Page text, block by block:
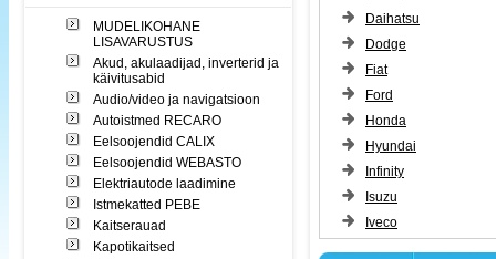
MUDELIKOHANE
LISAVARUSTUS
Akud, akulaadijad, inverterid ja
käivitusabid
Audio/video ja navigatsioon
Autoistmed RECARO
Eelsoojendid CALIX
Eelsoojendid WEBASTO
Elektriautode laadimine
Istmekatted PEBE
Kaitserauad
Kapotikaitsed
Daihatsu
Dodge
Fiat
Ford
Honda
Hyundai
Infinity
Isuzu
Iveco